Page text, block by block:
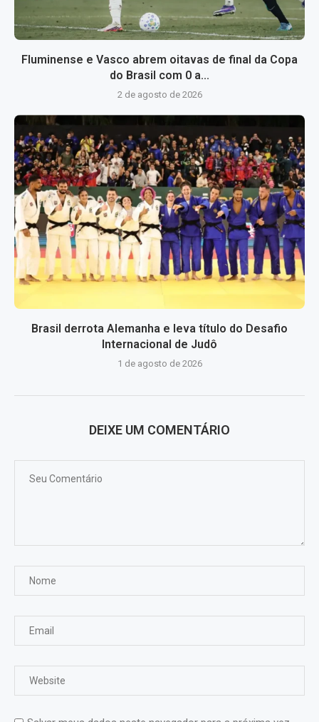
Fluminense e Vasco abrem oitavas de final da Copa
do Brasil com 0 a...
2 de agosto de 2026
Brasil derrota Alemanha e leva título do Desafio
Internacional de Judô
1 de agosto de 2026
DEIXE UM COMENTÁRIO